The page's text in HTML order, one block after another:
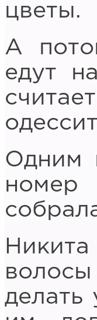
цветы.
А
едут
Одним
номер
делать